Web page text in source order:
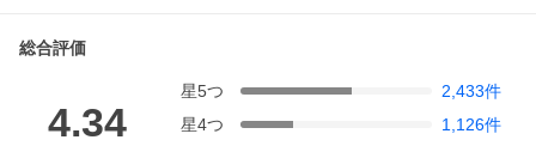
総合評価
4.34
星5つ 2,433件
星4つ 1,126件